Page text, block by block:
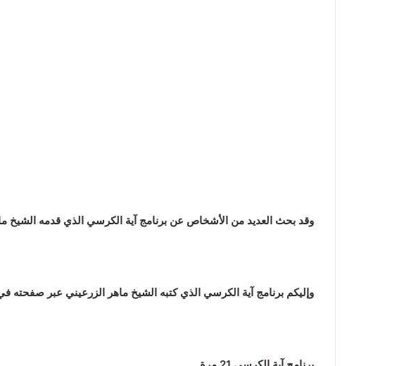
وقد بحث العديد من الأشخاص عن برنامج آية الكرسي الذي قدمه الشيخ
وإليكم برنامج آية الكرسي الذي كتبه الشيخ ماهر الزرعيني عبر